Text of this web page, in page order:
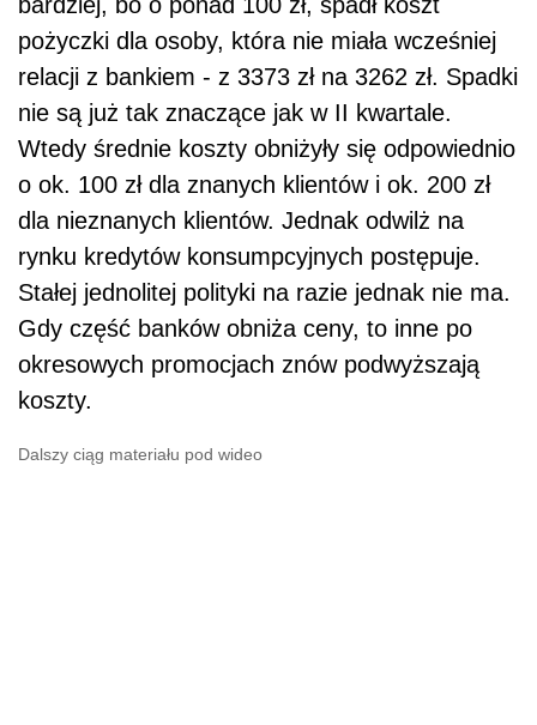
pożyczki dla osoby, która nie miała wcześniej
relacji z bankiem - z 3373 zł na 3262 zł. Spadki
nie są już tak znaczące jak w II kwartale.
Wtedy średnie koszty obniżyły się odpowiednio
o ok. 100 zł dla znanych klientów i ok. 200 zł
dla nieznanych klientów. Jednak odwilż na
rynku kredytów konsumpcyjnych postępuje.
Stałej jednolitej polityki na razie jednak nie ma.
Gdy część banków obniża ceny, to inne po
okresowych promocjach znów podwyższają
koszty.
Dalszy ciąg materiału pod wideo